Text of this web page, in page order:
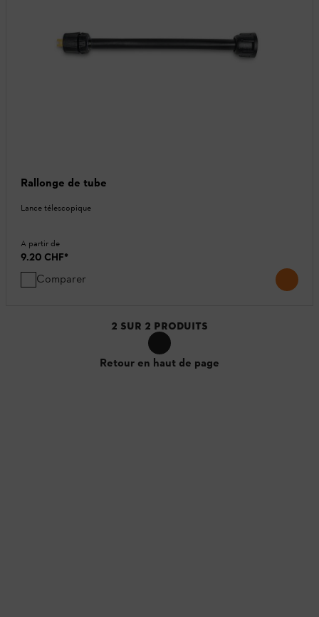
Rallonge de tube
Lance télescopique
A partir de
9.20 CHF*
Comparer
2 SUR 2 PRODUITS
Retour en haut de page